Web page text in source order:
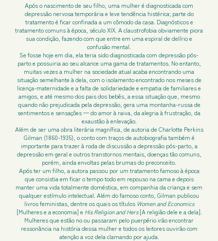
Após o nascimento de seu filho, uma mulher é diagnosticada com
depressão nervosa temporária e leve tendência histérica; parte do
tratamento é ficar confinada a um cômodo da casa. Diagnósticos e
tratamento comuns à época, século XIX. A claustrofobia obviamente piora
sua condição, fazendo com que entre em uma espiral de delírio e
confusão mental.
Se fosse hoje em dia, ela teria sido diagnosticada com depressão pós-
parto e possuiria ao seu alcance uma gama de tratamentos. No entanto,
muitas vezes a mulher na sociedade atual acaba encontrando uma
situação semelhante à dela, com o isolamento encontrado nos meses de
licença-maternidade e a falta de solidariedade e empatia de familiares e
amigos, e até mesmo dos pais dos bebês, a essa situação que, mesmo
quando não prejudicada pela depressão, gera uma montanha-russa de
sentimentos e sensações — do amor à raiva, da alegria à frustração, da
exaustão à enlevação.
Além de ser uma obra literária magnífica, de autoria de Charlotte Perkins
Gilman (1860-1935), o conto com traços de autobiografia também é
importante para trazer à roda de discussão a depressão pós-parto, a
depressão em geral e outros transtornos mentais, doenças tão comuns,
porém, ainda envoltas pelas brumas do preconceito.
Após ter um filho, a autora passou por um tratamento famoso à época
que consistia em ficar o tempo todo em repouso na cama e depois
manter uma vida totalmente doméstica, em companhia da criança e sem
qualquer estímulo intelectual. Além do famoso conto, Gilman publicou
livros feministas, dentre os quais os títulos Women and Economics
[Mulheres e a economia] e His Religion and Hers[A religião dele e a dela].
Mulheres que estão no ou passaram pelo puerpério irão encontrar
ressonância na história dessa mulher e todos os leitores ouvirão com
atenção a voz dela clamando por ajuda.